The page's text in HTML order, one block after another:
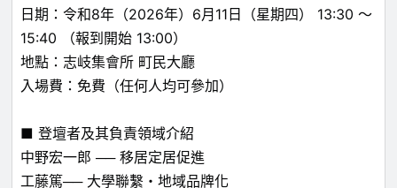
日期：令和8年（2026年）6月11日（星期四） 13:30 ～
15:40 （報到開始 13:00）
地點：志岐集會所 町民大廳
入場費：免費（任何人均可參加）
■ 登壇者及其負責領域介紹
中野宏一郎 ── 移居定居促進
工藤篤── 大學聯繫・地域品牌化